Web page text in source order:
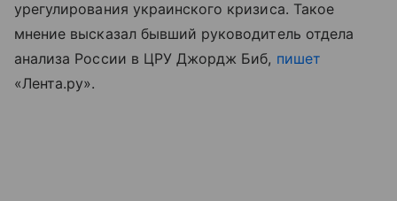
урегулирования украинского кризиса. Такое
мнение высказал бывший руководитель отдела
анализа России в ЦРУ Джордж Биб, пишет
«Лента.ру».